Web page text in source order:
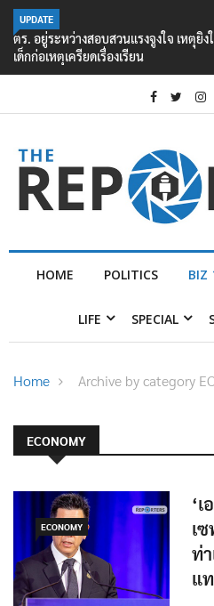
UPDATE
ตร. อยู่ระหว่างสอบสวนแรงจูงใจ เหตุยิ
เด็กก่อเหตุเครียดเรื่องเรียน
HOME POLITICS BIZ
LIFE SPECIAL
Home Archive by category
ECONOMY
ECONOMY
‘
เ
ท่
แ